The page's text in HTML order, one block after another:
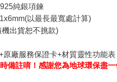
純銀項鍊
以最長最寬處計算)
出貨恕不挑款)
廠服務保證卡+材質靈性功能表
備註唷！感謝您為地球環保盡一